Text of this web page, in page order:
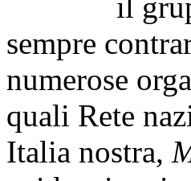
sempre
numerose
quali Rete
Italia nostra,